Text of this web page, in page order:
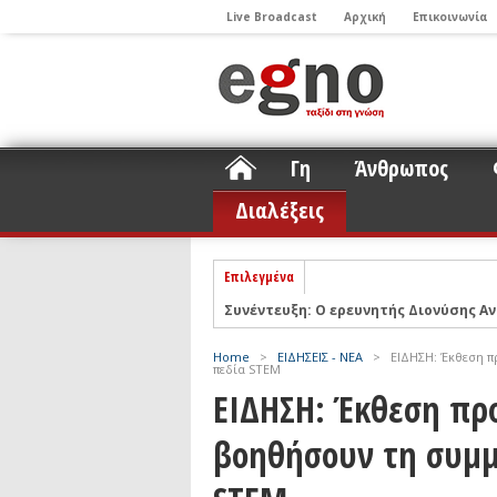
Live Broadcast Αρχική Επικοινωνία
Γη Άνθρωπος
Διαλέξεις
Επιλεγμένα
Συνέντευξη: Ο ερευνητής Διονύσης
ΝΕLIOTA: Το ερευνητικό
Σελήνη
Podcast: Συζήτηση με τον
Podcast: Ο Διονύσης Σιμόπουλος
Άρθρο με αφορμή το Nobel Φυσικής
Συνέντευξη: Το ελληνικό
Συνέντευξη: Ο ερευνητής
Home > ΕΙΔΗΣΕΙΣ - ΝΕΑ > ΕΙΔΗΣΗ: Έκθεση
πεδία STEM
ΕΙΔΗΣΗ: Έκθεση
βοηθήσουν τη